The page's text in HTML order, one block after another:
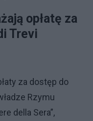
opłatę za
Trevi
za dostęp do
Rzymu
della Sera”,